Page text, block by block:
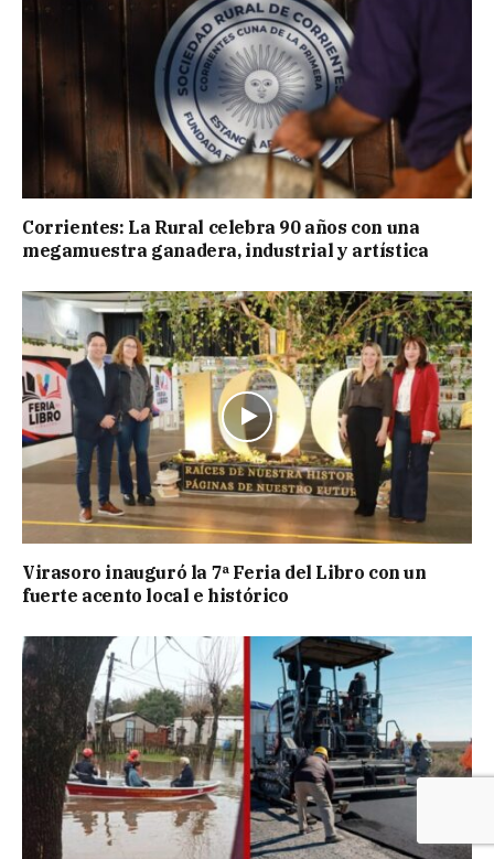
Corrientes: La Rural celebra 90 años con una
megamuestra ganadera, industrial y artística
Virasoro inauguró la 7ª Feria del Libro con un
fuerte acento local e histórico